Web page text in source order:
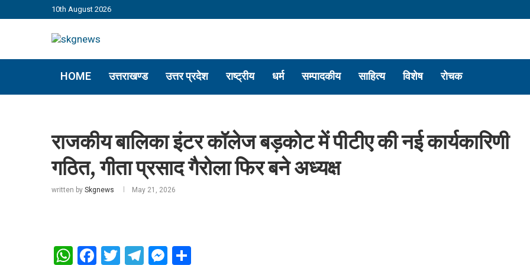
10th August 2026
HOME उत्तराखण्ड उत्तर प्रदेश राष्ट्रीय धर्म सम्पादकीय साहित्य विशेष रोचक
राजकीय बालिका इंटर कॉलेज बड़कोट में पीटीए की नई कार्यकारिणी
गठित, गीता प्रसाद गैरोला फिर बने अध्यक्ष
written by Skgnews May 21, 2026
WhatsApp
Facebook
Twitter
Telegram
Messenger